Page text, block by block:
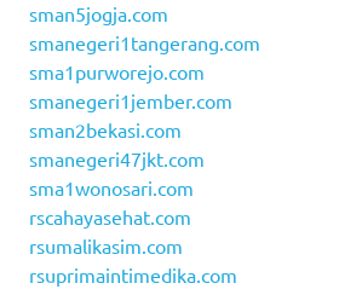
sman5jogja.com
smanegeri1tangerang.com
sma1purworejo.com
smanegeri1jember.com
sman2bekasi.com
smanegeri47jkt.com
sma1wonosari.com
rscahayasehat.com
rsumalikasim.com
rsuprimaintimedika.com